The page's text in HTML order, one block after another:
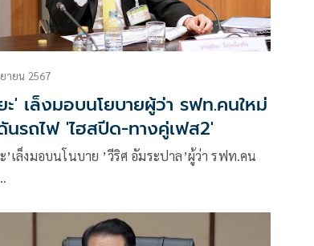
ายน 2567
ะ' เล็งมอบนโยบายผู้ว่า รฟท.คนใหม่
นรถไฟ 'ไฮสปีด-ทางคู่เฟส2'
’เล็งมอบนโนบาย ’วีริศ อัมระปาล’ผู้ว่า รฟท.คน